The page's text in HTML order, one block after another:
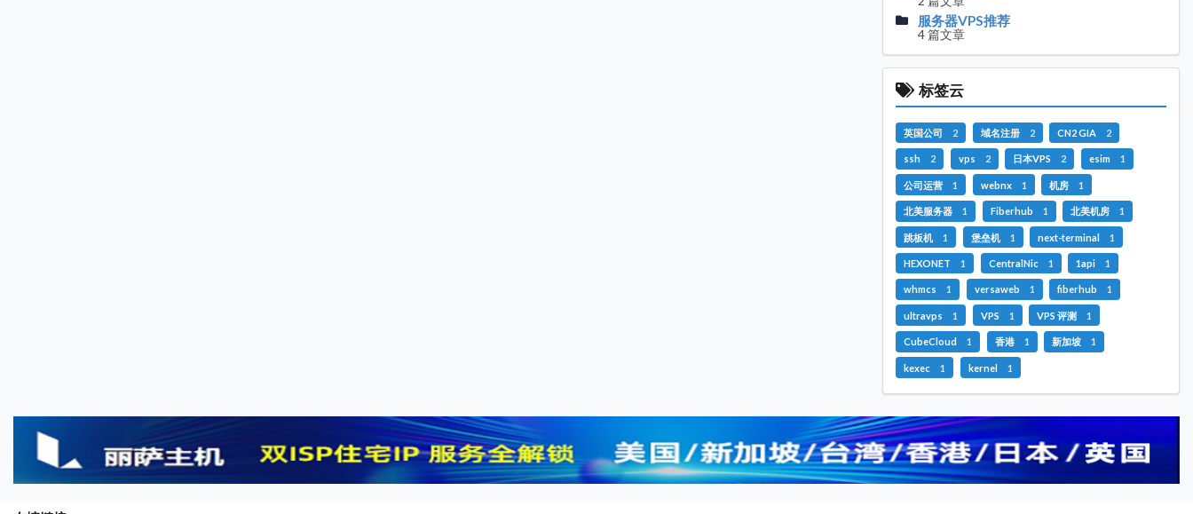
服务器VPS推荐
4 篇文章
标签云
英国公司 2 域名注册 2 CN2 GIA 2
ssh 2 vps 2 日本VPS 2 esim 1
公司运营 1 webnx 1 机房 1
北美服务器 1 Fiberhub 1 北美机房 1
跳板机 1 堡垒机 1 next-terminal 1
HEXONET 1 CentralNic 1 1api 1
whmcs 1 versaweb 1 fiberhub 1
ultravps 1 VPS 1 VPS 评测 1
CubeCloud 1 香港 1 新加坡 1
kexec 1 kernel 1